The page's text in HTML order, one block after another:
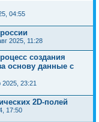
04:55
2025, 11:28
создания
основу данные с
2025, 23:21
2D-полей
17:50